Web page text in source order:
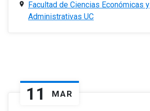
Facultad de Ciencias Económicas y
Administrativas UC
11 MAR